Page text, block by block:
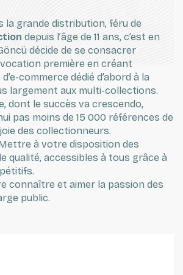
la grande distribution, féru de
depuis l’âge de 11 ans, c’est en
décide de se consacrer
première en créant
commerce dédié d’abord à la
largement aux multi-collections.
dont le succès va crescendo,
pas moins de 15 000 références de
des collectionneurs.
à votre disposition des
qualité, accessibles à tous grâce à
connaître et aimer la passion des
public.